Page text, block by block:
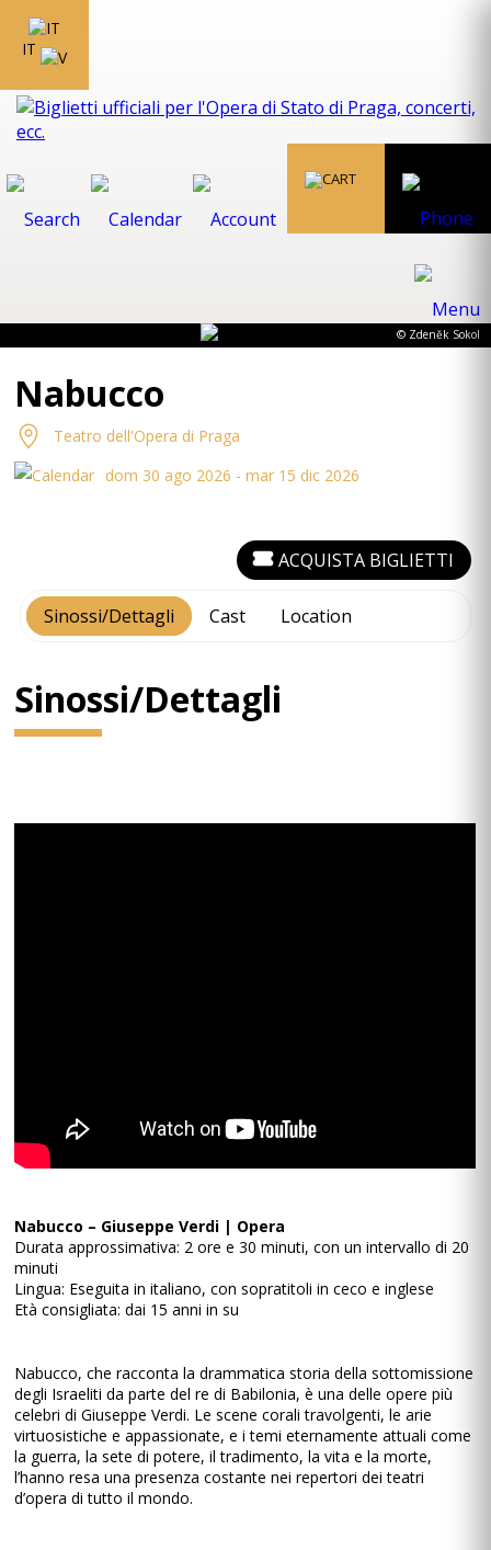
IT
© Zdeněk Sokol
Nabucco
Teatro dell'Opera di Praga
dom 30 ago 2026 - mar 15 dic 2026
Sinossi/Dettagli Cast Location
ACQUISTA BIGLIETTI
Sinossi/Dettagli
Nabucco – Giuseppe Verdi | Opera
Durata approssimativa: 2 ore e 30 minuti, con un intervallo di 20
minuti
Lingua: Eseguita in italiano, con sopratitoli in ceco e inglese
Età consigliata: dai 15 anni in su
Nabucco, che racconta la drammatica storia della sottomissione
degli Israeliti da parte del re di Babilonia, è una delle opere più
celebri di Giuseppe Verdi. Le scene corali travolgenti, le arie
virtuosistiche e appassionate, e i temi eternamente attuali come
la guerra, la sete di potere, il tradimento, la vita e la morte,
l’hanno resa una presenza costante nei repertori dei teatri
d’opera di tutto il mondo.